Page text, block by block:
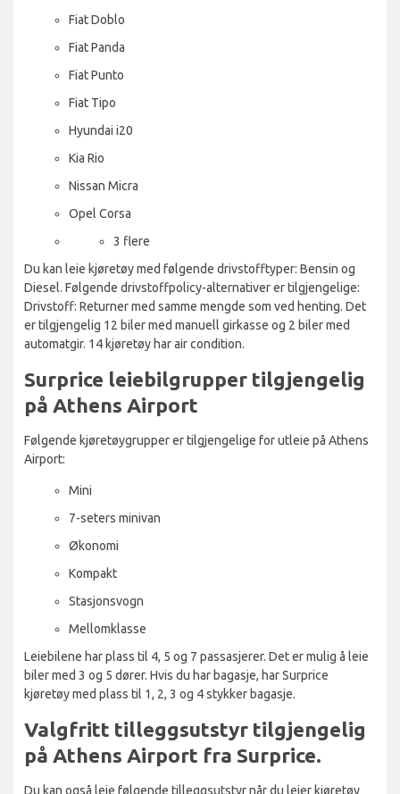
Fiat Doblo
Fiat Panda
Fiat Punto
Fiat Tipo
Hyundai i20
Kia Rio
Nissan Micra
Opel Corsa
3 flere
Du kan leie kjøretøy med følgende drivstofftyper: Bensin og
Diesel. Følgende drivstoffpolicy-alternativer er tilgjengelige:
Drivstoff: Returner med samme mengde som ved henting. Det
er tilgjengelig 12 biler med manuell girkasse og 2 biler med
automatgir. 14 kjøretøy har air condition.
Surprice leiebilgrupper tilgjengelig
på Athens Airport
Følgende kjøretøygrupper er tilgjengelige for utleie på Athens
Airport:
Mini
7-seters minivan
Økonomi
Kompakt
Stasjonsvogn
Mellomklasse
Leiebilene har plass til 4, 5 og 7 passasjerer. Det er mulig å leie
biler med 3 og 5 dører. Hvis du har bagasje, har Surprice
kjøretøy med plass til 1, 2, 3 og 4 stykker bagasje.
Valgfritt tilleggsutstyr tilgjengelig
på Athens Airport fra Surprice.
Du kan også leie følgende tilleggsutstyr når du leier kjøretøy